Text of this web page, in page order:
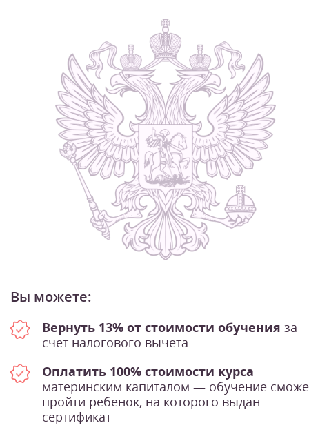
Вы можете:
Вернуть 13% от стоимости обучения за
счет налогового вычета
Оплатить 100% стоимости курса
материнским капиталом — обучение
пройти ребенок, на которого выдан
сертификат